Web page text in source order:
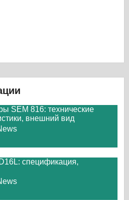
SEM 816: технические
внешний вид
спецификация,